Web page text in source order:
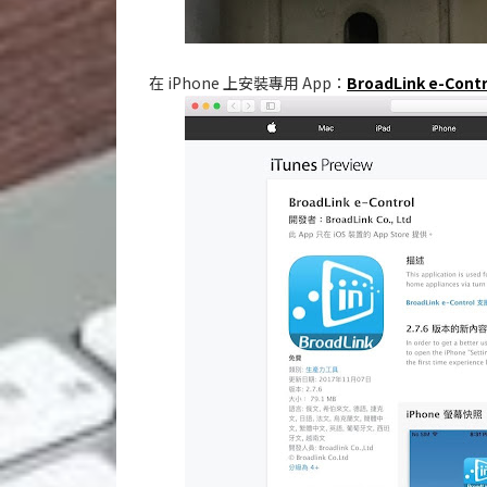
在 iPhone 上安裝專用 App： BroadLink e-